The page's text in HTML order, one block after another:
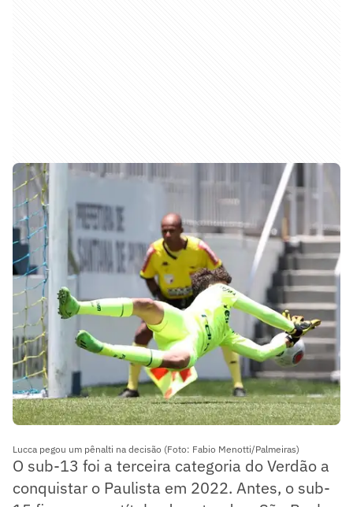
Lucca pegou um pênalti na decisão (Foto: Fabio Menotti/Palmeiras)
O sub-13 foi a terceira categoria do Verdão a
conquistar o Paulista em 2022. Antes, o sub-